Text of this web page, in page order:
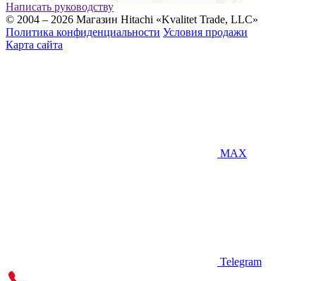
Написать руководству
© 2004 – 2026 Магазин Hitachi «Kvalitet Trade, LLC»
Политика конфиденциальности Условия продажи
Карта сайта
MAX
Telegram